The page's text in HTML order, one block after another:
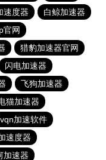
速度器
白鲸加速器
官网
猎豹加速器官网
闪电加速器
飞狗加速器
猫加速器
加速软件
速度器
加速器